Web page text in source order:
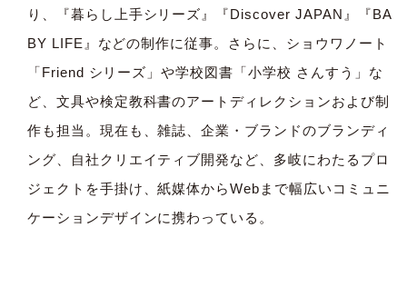
り、『暮らし上手シリーズ』『Discover JAPAN』『BA
BY LIFE』などの制作に従事。さらに、ショウワノート
「Friend シリーズ」や学校図書「小学校 さんすう」な
ど、文具や検定教科書のアートディレクションおよび制
作も担当。現在も、雑誌、企業・ブランドのブランディ
ング、自社クリエイティブ開発など、多岐にわたるプロ
ジェクトを手掛け、紙媒体からWebまで幅広いコミュニ
ケーションデザインに携わっている。